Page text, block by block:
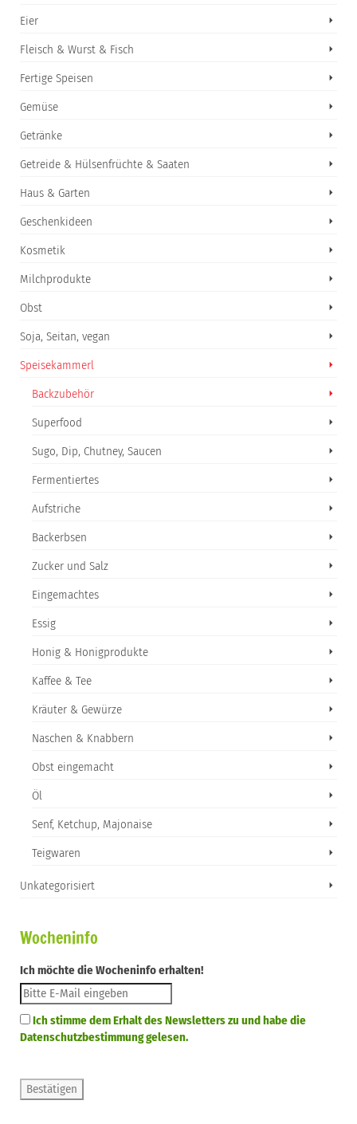
Eier
Fleisch & Wurst & Fisch
Fertige Speisen
Gemüse
Getränke
Getreide & Hülsenfrüchte & Saaten
Haus & Garten
Geschenkideen
Kosmetik
Milchprodukte
Obst
Soja, Seitan, vegan
Speisekammerl
Backzubehör
Superfood
Sugo, Dip, Chutney, Saucen
Fermentiertes
Aufstriche
Backerbsen
Zucker und Salz
Eingemachtes
Essig
Honig & Honigprodukte
Kaffee & Tee
Kräuter & Gewürze
Naschen & Knabbern
Obst eingemacht
Öl
Senf, Ketchup, Majonaise
Teigwaren
Unkategorisiert
Wocheninfo
Ich möchte die Wocheninfo erhalten!
Ich stimme dem Erhalt des Newsletters zu und habe die
Datenschutzbestimmung gelesen.